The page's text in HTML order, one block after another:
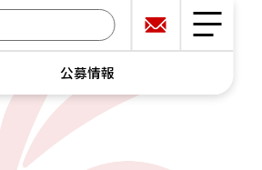
公募情報